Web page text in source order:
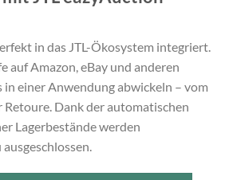
in das JTL-Ökosystem integriert.
auf Amazon, eBay und anderen
einer Anwendung abwickeln – vom
Retoure. Dank der automatischen
Lagerbestände werden